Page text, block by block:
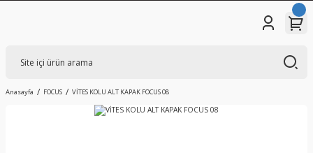
Anasayfa FOCUS VİTES KOLU ALT KAPAK FOCUS 08